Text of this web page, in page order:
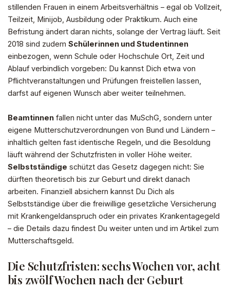
stillenden Frauen in einem Arbeitsverhältnis – egal ob Vollzeit,
Teilzeit, Minijob, Ausbildung oder Praktikum. Auch eine
Befristung ändert daran nichts, solange der Vertrag läuft. Seit
2018 sind zudem Schülerinnen und Studentinnen
einbezogen, wenn Schule oder Hochschule Ort, Zeit und
Ablauf verbindlich vorgeben: Du kannst Dich etwa von
Pflichtveranstaltungen und Prüfungen freistellen lassen,
darfst auf eigenen Wunsch aber weiter teilnehmen.
Beamtinnenfallen nicht unter das MuSchG, sondern unter
eigene Mutterschutzverordnungen von Bund und Ländern –
inhaltlich gelten fast identische Regeln, und die Besoldung
läuft während der Schutzfristen in voller Höhe weiter.
Selbstständige schützt das Gesetz dagegen nicht: Sie
dürften theoretisch bis zur Geburt und direkt danach
arbeiten. Finanziell absichern kannst Du Dich als
Selbstständige über die freiwillige gesetzliche Versicherung
mit Krankengeldanspruch oder ein privates Krankentagegeld
– die Details dazu findest Du weiter unten und im Artikel zum
Mutterschaftsgeld.
Die Schutzfristen: sechs Wochen vor, acht
bis zwölf Wochen nach der Geburt